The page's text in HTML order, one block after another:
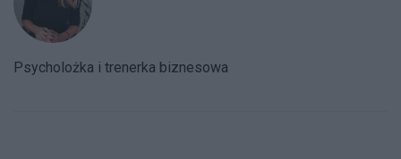
Psycholożka i trenerka biznesowa